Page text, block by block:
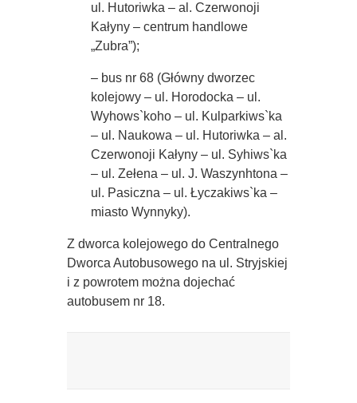
ul. Hutoriwka – al. Czerwonoji
Kałyny – centrum handlowe
„Zubra”);
– bus nr 68 (Główny dworzec
kolejowy – ul. Horodocka – ul.
Wyhows`koho – ul. Kulparkiws`ka
– ul. Naukowa – ul. Hutoriwka – al.
Czerwonoji Kałyny – ul. Syhiws`ka
– ul. Zełena – ul. J. Waszynhtona –
ul. Pasiczna – ul. Łyczakiws`ka –
miasto Wynnyky).
Z dworca kolejowego do Centralnego
Dworca Autobusowego na ul. Stryjskiej
i z powrotem można dojechać
autobusem nr 18.